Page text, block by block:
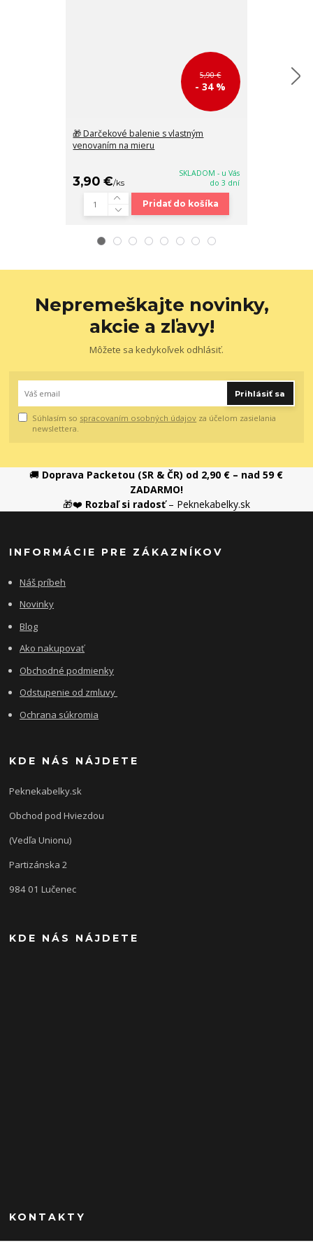
5,90 €
- 34 %
🎁 Darčekové balenie s vlastným
venovaním na mieru
3,90 €/ks
SKLADOM - u Vás
do 3 dní
Pridať do košíka
Nepremeškajte novinky,
akcie a zľavy!
Môžete sa kedykoľvek odhlásiť.
Prihlásiť sa
Súhlasím so spracovaním osobných údajov za účelom zasielania
newslettera.
🚚 Doprava Packetou (SR & ČR) od 2,90 € – nad 59 €
ZADARMO!
🎁❤️ Rozbaľ si radosť– Peknekabelky.sk
INFORMÁCIE PRE ZÁKAZNÍKOV
Náš príbeh
Novinky
Blog
Ako nakupovať
Obchodné podmienky
Odstupenie od zmluvy
Ochrana súkromia
KDE NÁS NÁJDETE
Peknekabelky.sk
Obchod pod Hviezdou
(Vedľa Unionu)
Partizánska 2
984 01 Lučenec
KDE NÁS NÁJDETE
KONTAKTY